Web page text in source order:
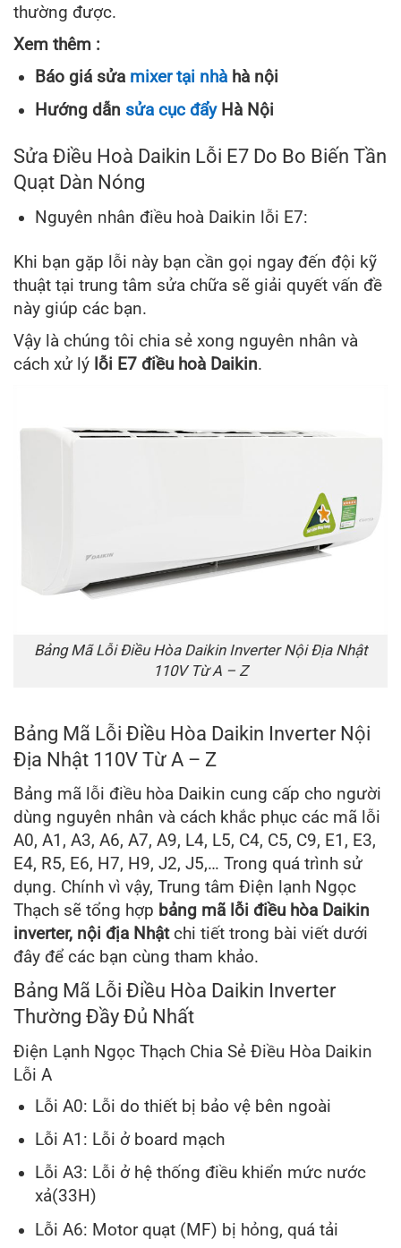
thường được.
Xem thêm :
Báo giá sửa mixer tại nhà hà nội
Hướng dẫn sửa cục đẩyHà Nội
Sửa Điều Hoà Daikin Lỗi E7 Do Bo Biến Tần
Quạt Dàn Nóng
Nguyên nhân điều hoà Daikin lỗi E7:
Khi bạn gặp lỗi này bạn cần gọi ngay đến đội kỹ
thuật tại trung tâm sửa chữa sẽ giải quyết vấn đề
này giúp các bạn.
Vậy là chúng tôi chia sẻ xong nguyên nhân và
cách xử lý lỗi E7 điều hoà Daikin.
Bảng Mã Lỗi Điều Hòa Daikin Inverter Nội Địa Nhật
110V Từ A – Z
Bảng Mã Lỗi Điều Hòa Daikin Inverter Nội
Địa Nhật 110V Từ A – Z
Bảng mã lỗi điều hòa Daikin cung cấp cho người
dùng nguyên nhân và cách khắc phục các mã lỗi
A0, A1, A3, A6, A7, A9, L4, L5, C4, C5, C9, E1, E3,
E4, R5, E6, H7, H9, J2, J5,… Trong quá trình sử
dụng. Chính vì vậy, Trung tâm Điện lạnh Ngọc
Thạch sẽ tổng hợp bảng mã lỗi điều hòa Daikin
inverter, nội địa Nhậtchi tiết trong bài viết dưới
đây để các bạn cùng tham khảo.
Bảng Mã Lỗi Điều Hòa Daikin Inverter
Thường Đầy Đủ Nhất
Điện Lạnh Ngọc Thạch Chia Sẻ Điều Hòa Daikin
Lỗi A
Lỗi A0: Lỗi do thiết bị bảo vệ bên ngoài
Lỗi A1: Lỗi ở board mạch
Lỗi A3: Lỗi ở hệ thống điều khiển mức nước
xả(33H)
Lỗi A6: Motor quạt (MF) bị hỏng, quá tải